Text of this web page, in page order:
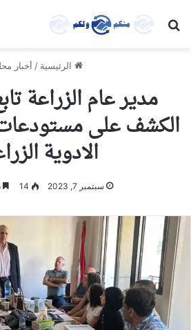
بحث عن
الرئيسية / أخبار
مدير عام الزراعة
الكشف على
الادوية
سبتمبر 7, 2023 14